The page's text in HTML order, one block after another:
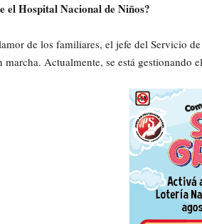
el Hospital Nacional de Niños?
de los familiares, el jefe del Servicio
marcha. Actualmente, se está gestionando